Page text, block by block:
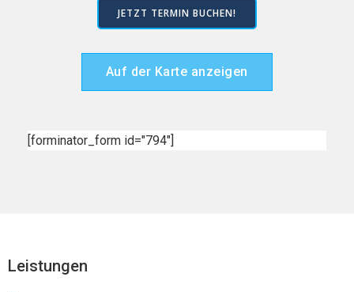
JETZT TERMIN BUCHEN!
Auf der Karte anzeigen
[forminator_form id="794"]
Leistungen